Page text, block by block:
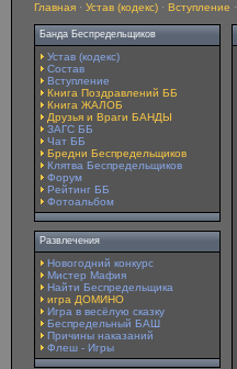
Главная · Устав (кодекс) · Вступление ·
Банда Беспредельщиков
Устав (кодекс)
Состав
Вступление
Книга Поздравлений ББ
Книга ЖАЛОБ
Друзья и Враги БАНДЫ
ЗАГС ББ
Чат ББ
Бредни Беспредельщиков
Клятва Беспредельщиков
Форум
Рейтинг ББ
Фотоальбом
Развлечения
Новогодний конкурс
Мистер Мафия
Найти Беспредельщика
игра ДОМИНО
Игра в весёлую сказку
Беспредельный БАШ
Причины наказаний
Флеш - Игры